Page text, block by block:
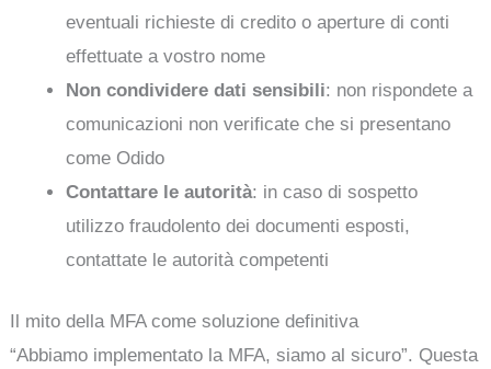
eventuali richieste di credito o aperture di conti
effettuate a vostro nome
Non condividere dati sensibili: non rispondete a
comunicazioni non verificate che si presentano
come Odido
Contattare le autorità: in caso di sospetto
utilizzo fraudolento dei documenti esposti,
contattate le autorità competenti
Il mito della MFA come soluzione definitiva
“Abbiamo implementato la MFA, siamo al sicuro”. Questa